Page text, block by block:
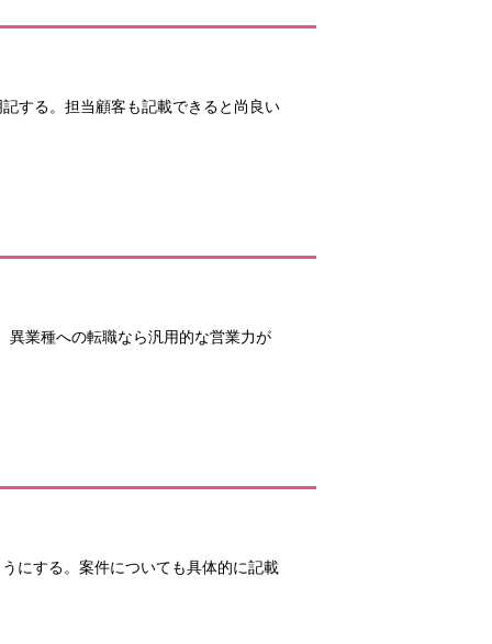
する。担当顧客も記載できると尚良い
業種への転職なら汎用的な営業力が
にする。案件についても具体的に記載